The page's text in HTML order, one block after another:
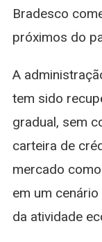
Bradesco
próximos do
A
tem sido
gradual, sem
carteira de
mercado
em um
da atividade